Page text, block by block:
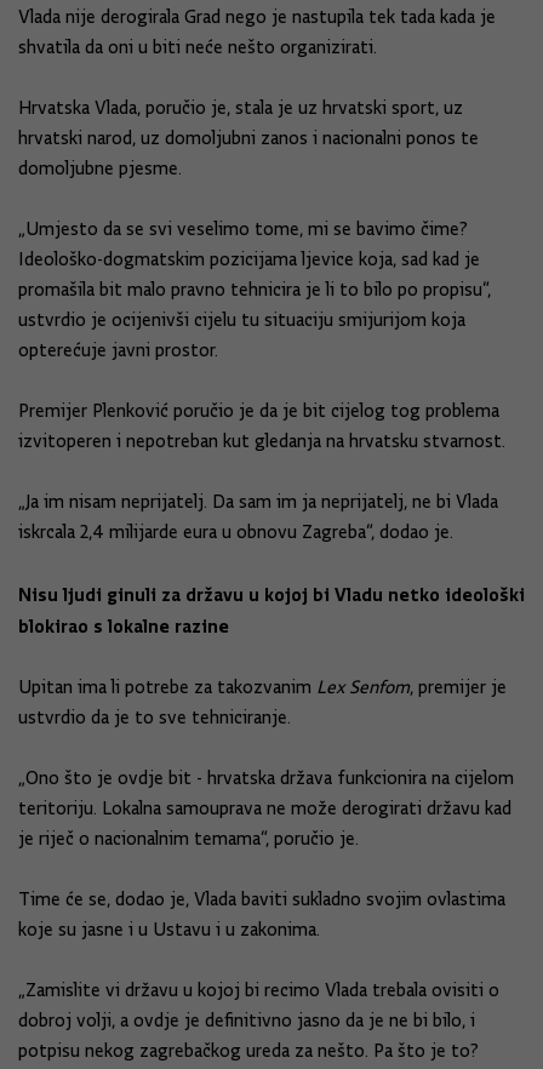
Vlada nije derogirala Grad nego je nastupila tek tada kada je
shvatila da oni u biti neće nešto organizirati.
Hrvatska Vlada, poručio je, stala je uz hrvatski sport, uz
hrvatski narod, uz domoljubni zanos i nacionalni ponos te
domoljubne pjesme.
„Umjesto da se svi veselimo tome, mi se bavimo čime?
Ideološko-dogmatskim pozicijama ljevice koja, sad kad je
promašila bit malo pravno tehnicira je li to bilo po propisu“,
ustvrdio je ocijenivši cijelu tu situaciju smijurijom koja
opterećuje javni prostor.
Premijer Plenković poručio je da je bit cijelog tog problema
izvitoperen i nepotreban kut gledanja na hrvatsku stvarnost.
„Ja im nisam neprijatelj. Da sam im ja neprijatelj, ne bi Vlada
iskrcala 2,4 milijarde eura u obnovu Zagreba“, dodao je.
Nisu ljudi ginuli za državu u kojoj bi Vladu netko ideološki
blokirao s lokalne razine
Upitan ima li potrebe za takozvanim Lex Senfom, premijer je
ustvrdio da je to sve tehniciranje.
„Ono što je ovdje bit - hrvatska država funkcionira na cijelom
teritoriju. Lokalna samouprava ne može derogirati državu kad
je riječ o nacionalnim temama“, poručio je.
Time će se, dodao je, Vlada baviti sukladno svojim ovlastima
koje su jasne i u Ustavu i u zakonima.
„Zamislite vi državu u kojoj bi recimo Vlada trebala ovisiti o
dobroj volji, a ovdje je definitivno jasno da je ne bi bilo, i
potpisu nekog zagrebačkog ureda za nešto. Pa što je to?